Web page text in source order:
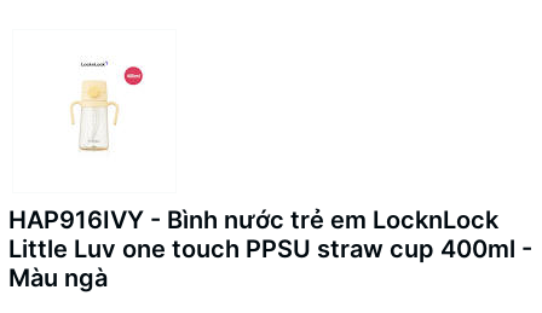
HAP916IVY - Bình nước trẻ em LocknLock
Little Luv one touch PPSU straw cup 400ml -
Màu ngà